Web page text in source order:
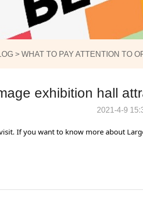
> WHAT TO PAY ATTENTION TO
exhibition hall
2021-4-9
If you want to know more about